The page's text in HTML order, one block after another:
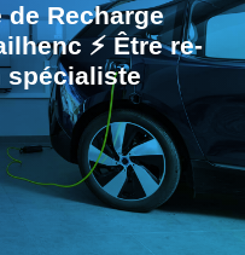
Recharge
⚡️ Être re-
spécialiste